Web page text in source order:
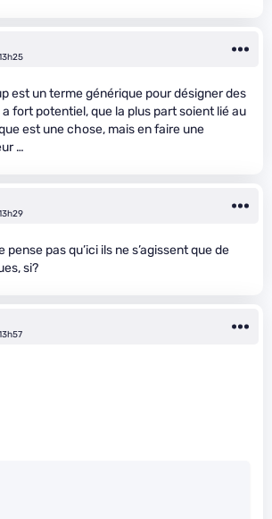
est un terme générique pour désigner des
fort potentiel, que la plus part soient lié au
est une chose, mais en faire une
…
pense pas qu’ici ils ne s’agissent que de
si?